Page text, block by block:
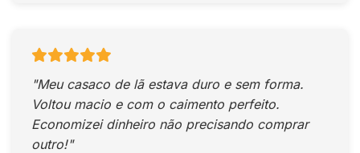
"Meu casaco de lã estava duro e sem forma.
Voltou macio e com o caimento perfeito.
Economizei dinheiro não precisando comprar
outro!"